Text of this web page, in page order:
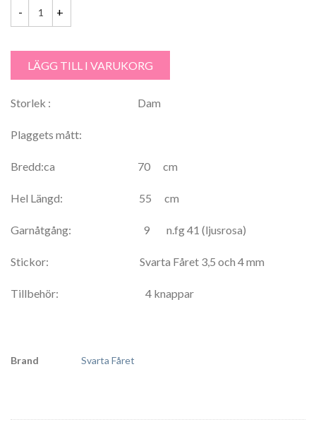
LÄGG TILL I VARUKORG
Storlek : Dam
Plaggets mått:
Bredd:ca 70 cm
Hel Längd: 55 cm
Garnåtgång: 9 n.fg 41 (ljusrosa)
Stickor: Svarta Fåret 3,5 och 4 mm
Tillbehör: 4 knappar
Brand Svarta Fåret